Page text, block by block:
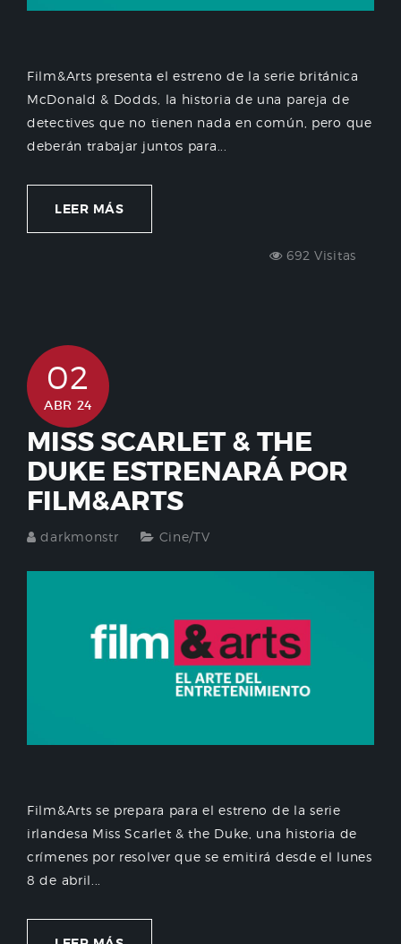
Film&Arts presenta el estreno de la serie británica
McDonald & Dodds, la historia de una pareja de
detectives que no tienen nada en común, pero que
deberán trabajar juntos para...
LEER MÁS
692 Visitas
02
ABR 24
MISS SCARLET & THE
DUKE ESTRENARÁ POR
FILM&ARTS
darkmonstr Cine/TV
Film&Arts se prepara para el estreno de la serie
irlandesa Miss Scarlet & the Duke, una historia de
crímenes por resolver que se emitirá desde el lunes
8 de abril...